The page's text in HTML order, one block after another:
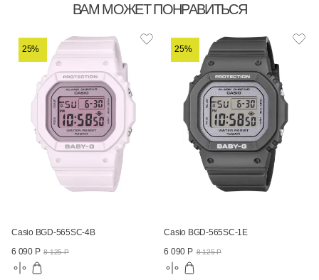
ВАМ МОЖЕТ ПОНРАВИТЬСЯ
25%
Casio BGD-565SC-4B
6 090 Р 8 125 Р
25%
Casio BGD-565SC-1E
6 090 Р 8 125 Р